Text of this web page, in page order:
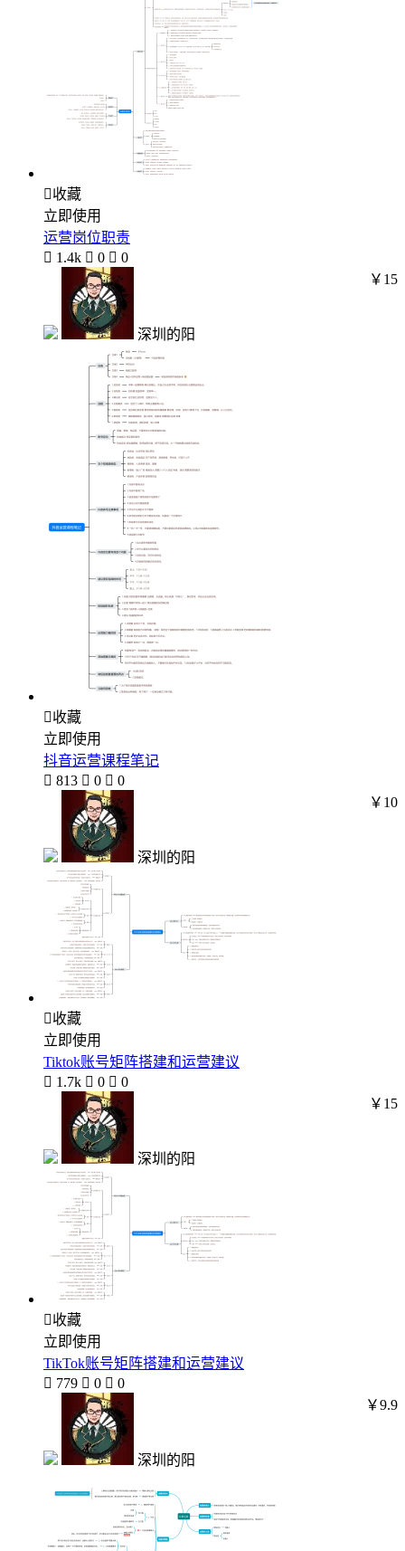
收藏
立即使用
运营岗位职责
 1.4k  0  0
深圳的阳
￥15
收藏
立即使用
抖音运营课程笔记
 813  0  0
深圳的阳
￥10
收藏
立即使用
Tiktok账号矩阵搭建和运营建议
 1.7k  0  0
深圳的阳
￥15
收藏
立即使用
TikTok账号矩阵搭建和运营建议
 779  0  0
深圳的阳
￥9.9